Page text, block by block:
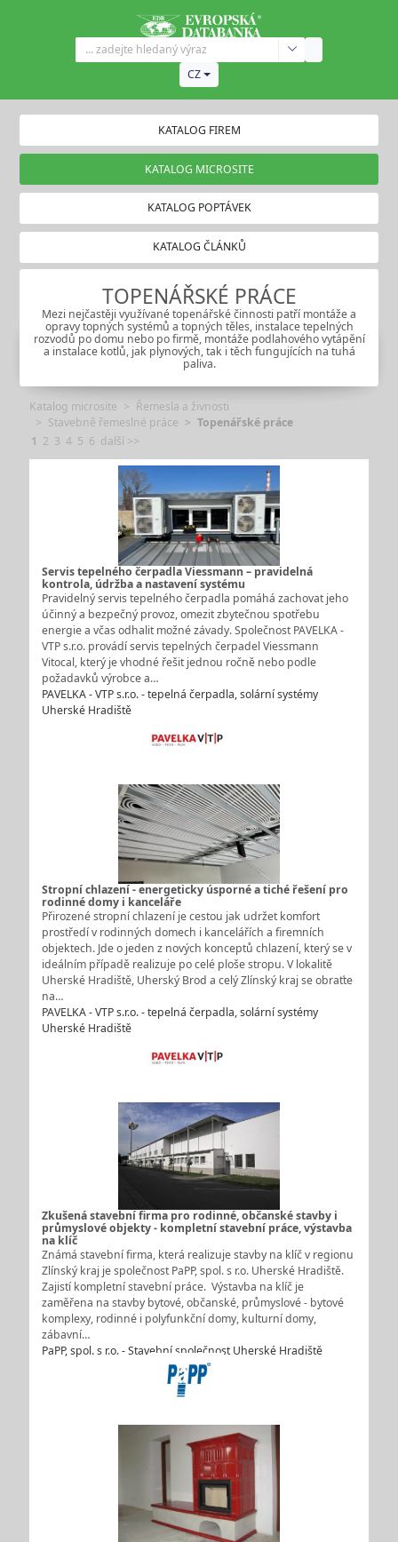
CZ
KATALOG FIREM
KATALOG MICROSITE
KATALOG POPTÁVEK
KATALOG ČLÁNKŮ
TOPENÁŘSKÉ PRÁCE
Mezi nejčastěji využívané topenářské činnosti patří montáže a
opravy topných systémů a topných těles, instalace tepelných
rozvodů po domu nebo po firmě, montáže podlahového vytápění
a instalace kotlů, jak plynových, tak i těch fungujících na tuhá
paliva.
Katalog microsite
Řemesla a živnosti
Stavebně řemeslné práce
Topenářské práce
1 2 3 4 5 6 další >>
Servis tepelného čerpadla Viessmann – pravidelná
kontrola, údržba a nastavení systému
Pravidelný servis tepelného čerpadla pomáhá zachovat jeho
účinný a bezpečný provoz, omezit zbytečnou spotřebu
energie a včas odhalit možné závady. Společnost PAVELKA -
VTP s.r.o. provádí servis tepelných čerpadel Viessmann
Vitocal, který je vhodné řešit jednou ročně nebo podle
požadavků výrobce a…
PAVELKA - VTP s.r.o. - tepelná čerpadla, solární systémy
Uherské Hradiště
Stropní chlazení - energeticky úsporné a tiché řešení pro
rodinné domy i kanceláře
Přirozené stropní chlazení je cestou jak udržet komfort
prostředí v rodinných domech i kancelářích a firemních
objektech. Jde o jeden z nových konceptů chlazení, který se v
ideálním případě realizuje po celé ploše stropu. V lokalitě
Uherské Hradiště, Uherský Brod a celý Zlínský kraj se obraťte
na…
PAVELKA - VTP s.r.o. - tepelná čerpadla, solární systémy
Uherské Hradiště
Zkušená stavební firma pro rodinné, občanské stavby i
průmyslové objekty - kompletní stavební práce, výstavba
na klíč
Známá stavební firma, která realizuje stavby na klíč v regionu
Zlínský kraj je společnost PaPP, spol. s r.o. Uherské Hradiště.
Zajistí kompletní stavební práce. Výstavba na klíč je
zaměřena na stavby bytové, občanské, průmyslové - bytové
komplexy, rodinné i polyfunkční domy, kulturní domy,
zábavní…
PaPP, spol. s r.o. - Stavební společnost Uherské Hradiště